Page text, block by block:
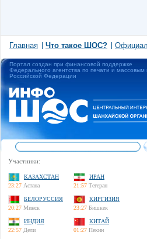
Главная Что такое ШОС?
Портал создан при финансовой поддержке
Федерального агентства по печати и массовым
Российской Федерации
Участники:
КАЗАХСТАН
23:27 Астана
ИРАН
21:57 Тегеран
БЕЛОРУССИЯ
20:27 Минск
КИРГИЗИЯ
23:27 Бишкек
ИНДИЯ
22:57 Дели
КИТАЙ
01:27 Пекин